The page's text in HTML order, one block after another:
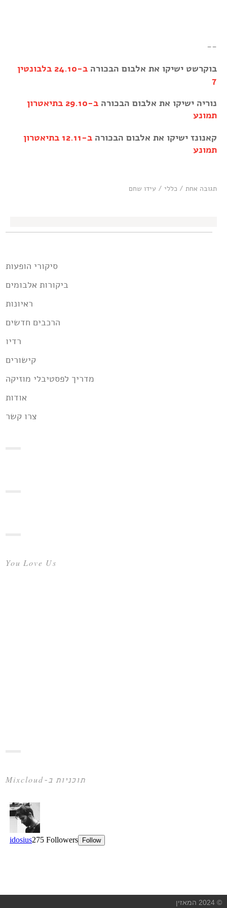
--
בוקרשט ישיקו את אלבום הבכורה
ב-24.10 בלבונטין
7
נוריה ישיקו את אלבום הבכורה
ב-29.10 בתיאטרון
תמונע
קאנונז ישיקו את אלבום הבכורה
ב-12.11 בתיאטרון
תמונע
תגובה אחת / כללי / עידו שחם
סיקורי הופעות
ביקורות אלבומים
ראיונות
הרכבים חדשים
רדיו
קישורים
מדריך לפסטיבלי מוזיקה
אודות
צרו קשר
You Love Us
תוכניות ב-Mixcloud
© 2024 המאזין